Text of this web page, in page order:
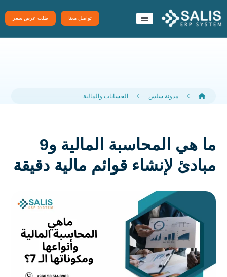
تواصل معنا طلب عرض سعر
مدونة سلس الحسابات والمالية
ما هي المحاسبة المالية و9
مبادئ لإنشاء قوائم مالية دقيقة